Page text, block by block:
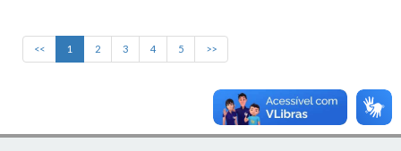
<< 1 2 3 4 5 >>